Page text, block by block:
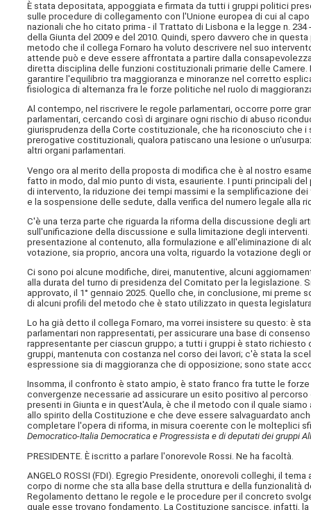
È stata depositata, appoggiata e firmata da tutti i gruppi politici
sulle procedure di collegamento con l'Unione europea di cui al
nazionali che ho citato prima - il Trattato di Lisbona e la legge n.
della Giunta del 2009 e del 2010. Quindi, spero davvero che in
metodo che il collega Fornaro ha voluto descrivere nel suo
attende può e deve essere affrontata a partire dalla
diretta disciplina delle funzioni costituzionali primarie delle
garantire l'equilibrio tra maggioranza e minoranze nel corretto
fisiologica di alternanza fra le forze politiche nel ruolo di
Al contempo, nel riscrivere le regole parlamentari, occorre porre
parlamentari, cercando così di arginare ogni rischio di abuso
giurisprudenza della Corte costituzionale, che ha riconosciuto
prerogative costituzionali, qualora patiscano una lesione o
altri organi parlamentari.
Vengo ora al merito della proposta di modifica che è al nostro
fatto in modo, dal mio punto di vista, esauriente. I punti principali
di intervento, la riduzione dei tempi massimi e la semplificazione
e la sospensione delle sedute, dalla verifica del numero legale alla
C'è una terza parte che riguarda la riforma della discussione degli
sull'unificazione della discussione e sulla limitazione degli
presentazione al contenuto, alla formulazione e all'eliminazione di
votazione, sia proprio, ancora una volta, riguardo la votazione degli
Ci sono poi alcune modifiche, direi, manutentive, alcuni
alla durata del turno di presidenza del Comitato per la
approvato, il 1° gennaio 2025. Quello che, in conclusione, mi
di alcuni profili del metodo che è stato utilizzato in questa
Lo ha già detto il collega Fornaro, ma vorrei insistere su questo: è
parlamentari non rappresentati, per assicurare una base di
rappresentante per ciascun gruppo; a tutti i gruppi è stato
gruppi, mantenuta con costanza nel corso dei lavori; c'è stata la
espressione sia di maggioranza che di opposizione; sono state
Insomma, il confronto è stato ampio, è stato franco fra tutte le
convergenze necessarie ad assicurare un esito positivo al
presenti in Giunta e in quest'Aula, è che il metodo con il quale
allo spirito della Costituzione e che deve essere salvaguardato
completare l'opera di riforma, in misura coerente con le molteplici
Democratico-Italia Democratica e Progressista e di deputati dei gruppi
PRESIDENTE. È iscritto a parlare l'onorevole Rossi. Ne ha facoltà.
ANGELO ROSSI (FDI). Egregio Presidente, onorevoli colleghi, il
corpo di norme che sta alla base della struttura e della funzionalità
Regolamento dettano le regole e le procedure per il concreto
quale esse trovano fondamento. La Costituzione sancisce, infatti,